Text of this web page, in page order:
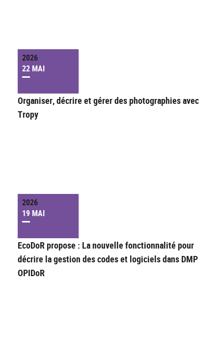
2026
22 MAI
Organiser, décrire et gérer des photographies avec
Tropy
2026
19 MAI
EcoDoR propose : La nouvelle fonctionnalité pour
décrire la gestion des codes et logiciels dans DMP
OPIDoR